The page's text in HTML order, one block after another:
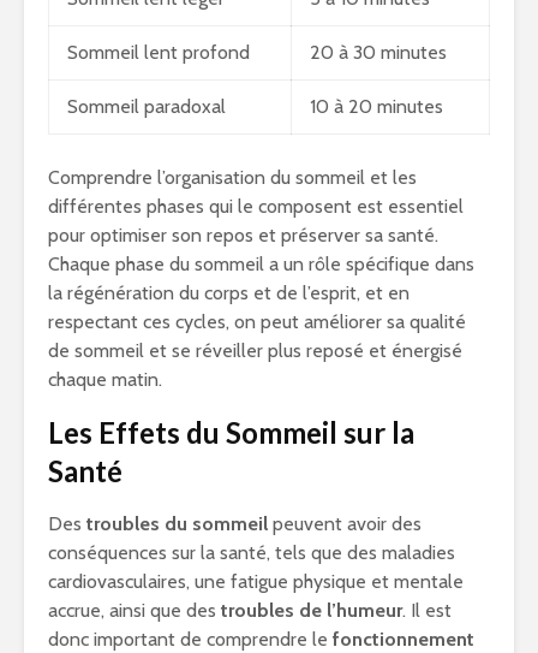
Sommeil lent profond 20 à 30 minutes
Sommeil paradoxal 10 à 20 minutes
Comprendre l’organisation du sommeil et les
différentes phases qui le composent est essentiel
pour optimiser son repos et préserver sa santé.
Chaque phase du sommeil a un rôle spécifique dans
la régénération du corps et de l’esprit, et en
respectant ces cycles, on peut améliorer sa qualité
de sommeil et se réveiller plus reposé et énergisé
chaque matin.
Les Effets du Sommeil sur la
Santé
Des troubles du sommeil peuvent avoir des
conséquences sur la santé, tels que des maladies
cardiovasculaires, une fatigue physique et mentale
accrue, ainsi que des troubles de l’humeur. Il est
donc important de comprendre le fonctionnement